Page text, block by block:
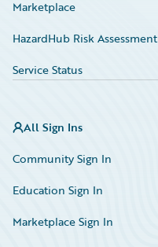
Marketplace
HazardHub Risk Assessment
Service Status
All Sign Ins
Community Sign In
Education Sign In
Marketplace Sign In